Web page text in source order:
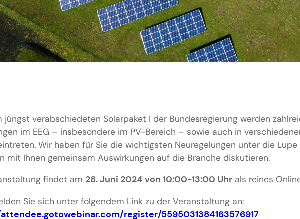
jüngst verabschiedeten Solarpaket I der Bundesregierung werden
im EEG – insbesondere im PV-Bereich – sowie auch in
Wir haben für Sie die wichtigsten Neuregelungen unter die
mit Ihnen gemeinsam Auswirkungen auf die Branche diskutieren.
findet am 28. Juni 2024 von 10:00-13:00 Uhrals reines
Sie sich unter folgendem Link zu der Veranstaltung an:
register/5595031384163576917